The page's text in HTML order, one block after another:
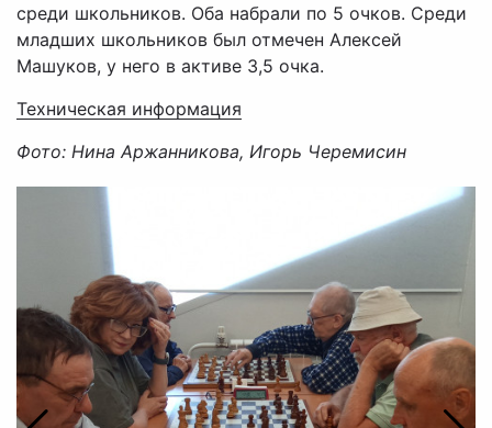
среди школьников. Оба набрали по 5 очков. Среди
младших школьников был отмечен Алексей
Машуков, у него в активе 3,5 очка.
Техническая информация
Фото: Нина Аржанникова, Игорь Черемисин